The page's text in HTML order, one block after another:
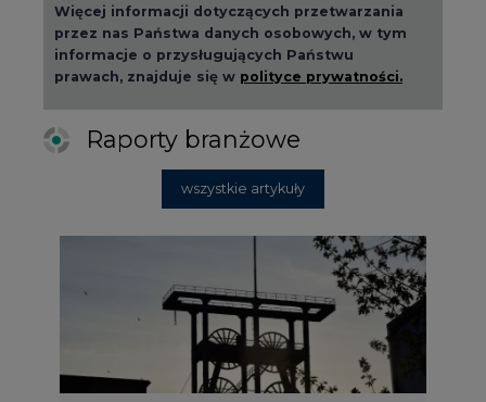
Więcej informacji dotyczących przetwarzania
przez nas Państwa danych osobowych, w tym
informacje o przysługujących Państwu
prawach, znajduje się w polityce prywatności.
Raporty branżowe
wszystkie artykuły